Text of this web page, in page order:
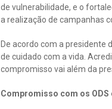
de vulnerabilidade, e o
a realização de campanhas
De acordo com a presidente
de cuidado com a vida.
compromisso vai além da
Compromisso com os